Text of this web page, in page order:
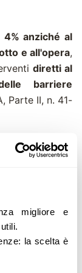
migliore e
la scelta è
4% anziché al
e all'opera,
diretti al
barriere
Parte II, n. 41-
alcun
certificata.
L.104 per